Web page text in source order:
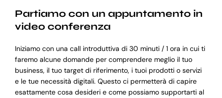
Partiamo con un appuntamento in
video conferenza
Iniziamo con una call introduttiva di 30 minuti / 1 ora in cui ti
faremo alcune domande per comprendere meglio il tuo
business, il tuo target di riferimento, i tuoi prodotti o servizi
e le tue necessità digitali. Questo ci permetterà di capire
esattamente cosa desideri e come possiamo supportarti al